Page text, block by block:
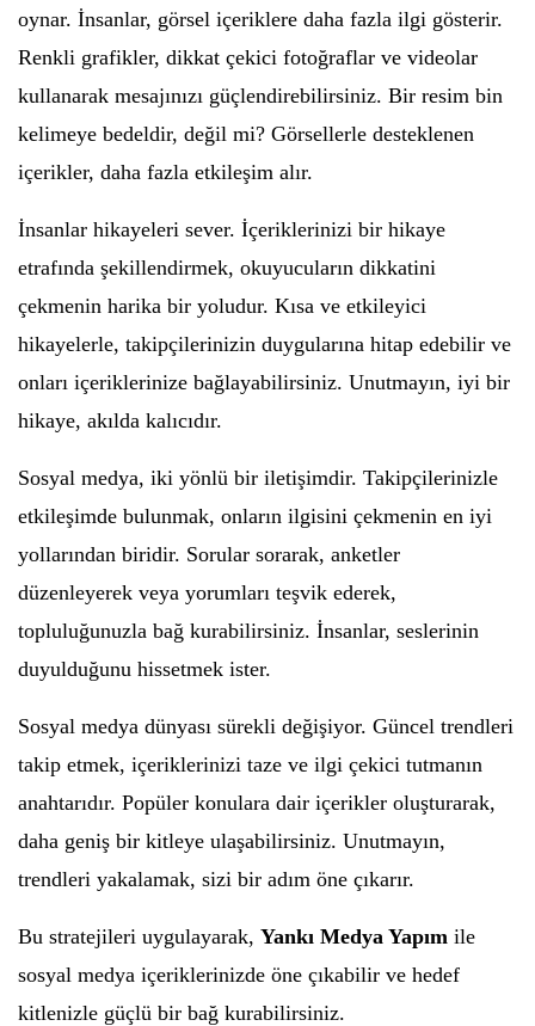
oynar. İnsanlar, görsel içeriklere daha fazla ilgi gösterir.
Renkli grafikler, dikkat çekici fotoğraflar ve videolar
kullanarak mesajınızı güçlendirebilirsiniz. Bir resim bin
kelimeye bedeldir, değil mi? Görsellerle desteklenen
içerikler, daha fazla etkileşim alır.
İnsanlar hikayeleri sever. İçeriklerinizi bir hikaye
etrafında şekillendirmek, okuyucuların dikkatini
çekmenin harika bir yoludur. Kısa ve etkileyici
hikayelerle, takipçilerinizin duygularına hitap edebilir ve
onları içeriklerinize bağlayabilirsiniz. Unutmayın, iyi bir
hikaye, akılda kalıcıdır.
Sosyal medya, iki yönlü bir iletişimdir. Takipçilerinizle
etkileşimde bulunmak, onların ilgisini çekmenin en iyi
yollarından biridir. Sorular sorarak, anketler
düzenleyerek veya yorumları teşvik ederek,
topluluğunuzla bağ kurabilirsiniz. İnsanlar, seslerinin
duyulduğunu hissetmek ister.
Sosyal medya dünyası sürekli değişiyor. Güncel trendleri
takip etmek, içeriklerinizi taze ve ilgi çekici tutmanın
anahtarıdır. Popüler konulara dair içerikler oluşturarak,
daha geniş bir kitleye ulaşabilirsiniz. Unutmayın,
trendleri yakalamak, sizi bir adım öne çıkarır.
Bu stratejileri uygulayarak, Yankı Medya Yapım ile
sosyal medya içeriklerinizde öne çıkabilir ve hedef
kitlenizle güçlü bir bağ kurabilirsiniz.